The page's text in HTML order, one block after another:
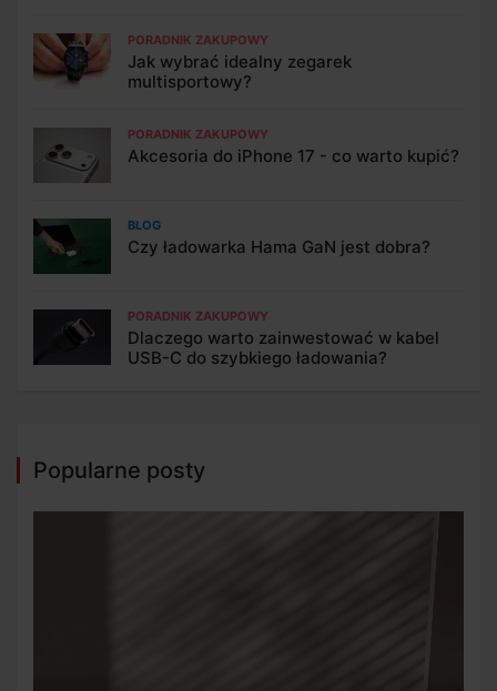
PORADNIK ZAKUPOWY
Jak wybrać idealny zegarek
multisportowy?
PORADNIK ZAKUPOWY
Akcesoria do iPhone 17 - co warto kupić?
BLOG
Czy ładowarka Hama GaN jest dobra?
PORADNIK ZAKUPOWY
Dlaczego warto zainwestować w kabel
USB-C do szybkiego ładowania?
Popularne posty